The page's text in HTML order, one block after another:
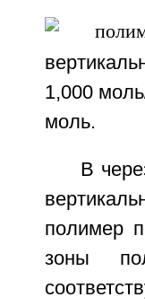
1,000
моль.
В
полимер
зоны